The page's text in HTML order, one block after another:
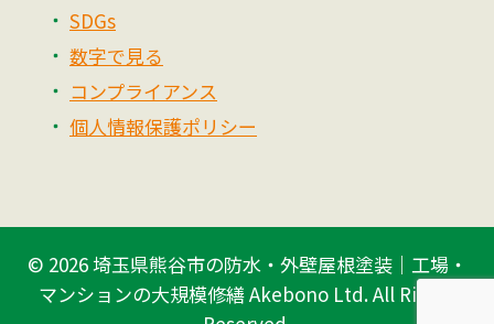
SDGs
数字で見る
コンプライアンス
個人情報保護ポリシー
© 2026埼玉県熊谷市の防水・外壁屋根塗装｜工場・
マンションの大規模修繕 Akebono Ltd.All Rights